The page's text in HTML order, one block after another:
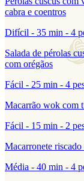
cabra e coentros
Difícil - 35 min - 4
Salada de pérolas
com orégãos
Fácil - 25 min - 4
Macarrão wok com
Fácil - 15 min - 2
Macarronete
Média - 40 min - 4